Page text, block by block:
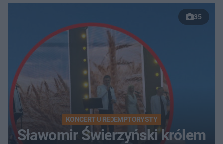
35
KONCERT U REDEMPTORYSTY
Sławomir Świerzyński królem